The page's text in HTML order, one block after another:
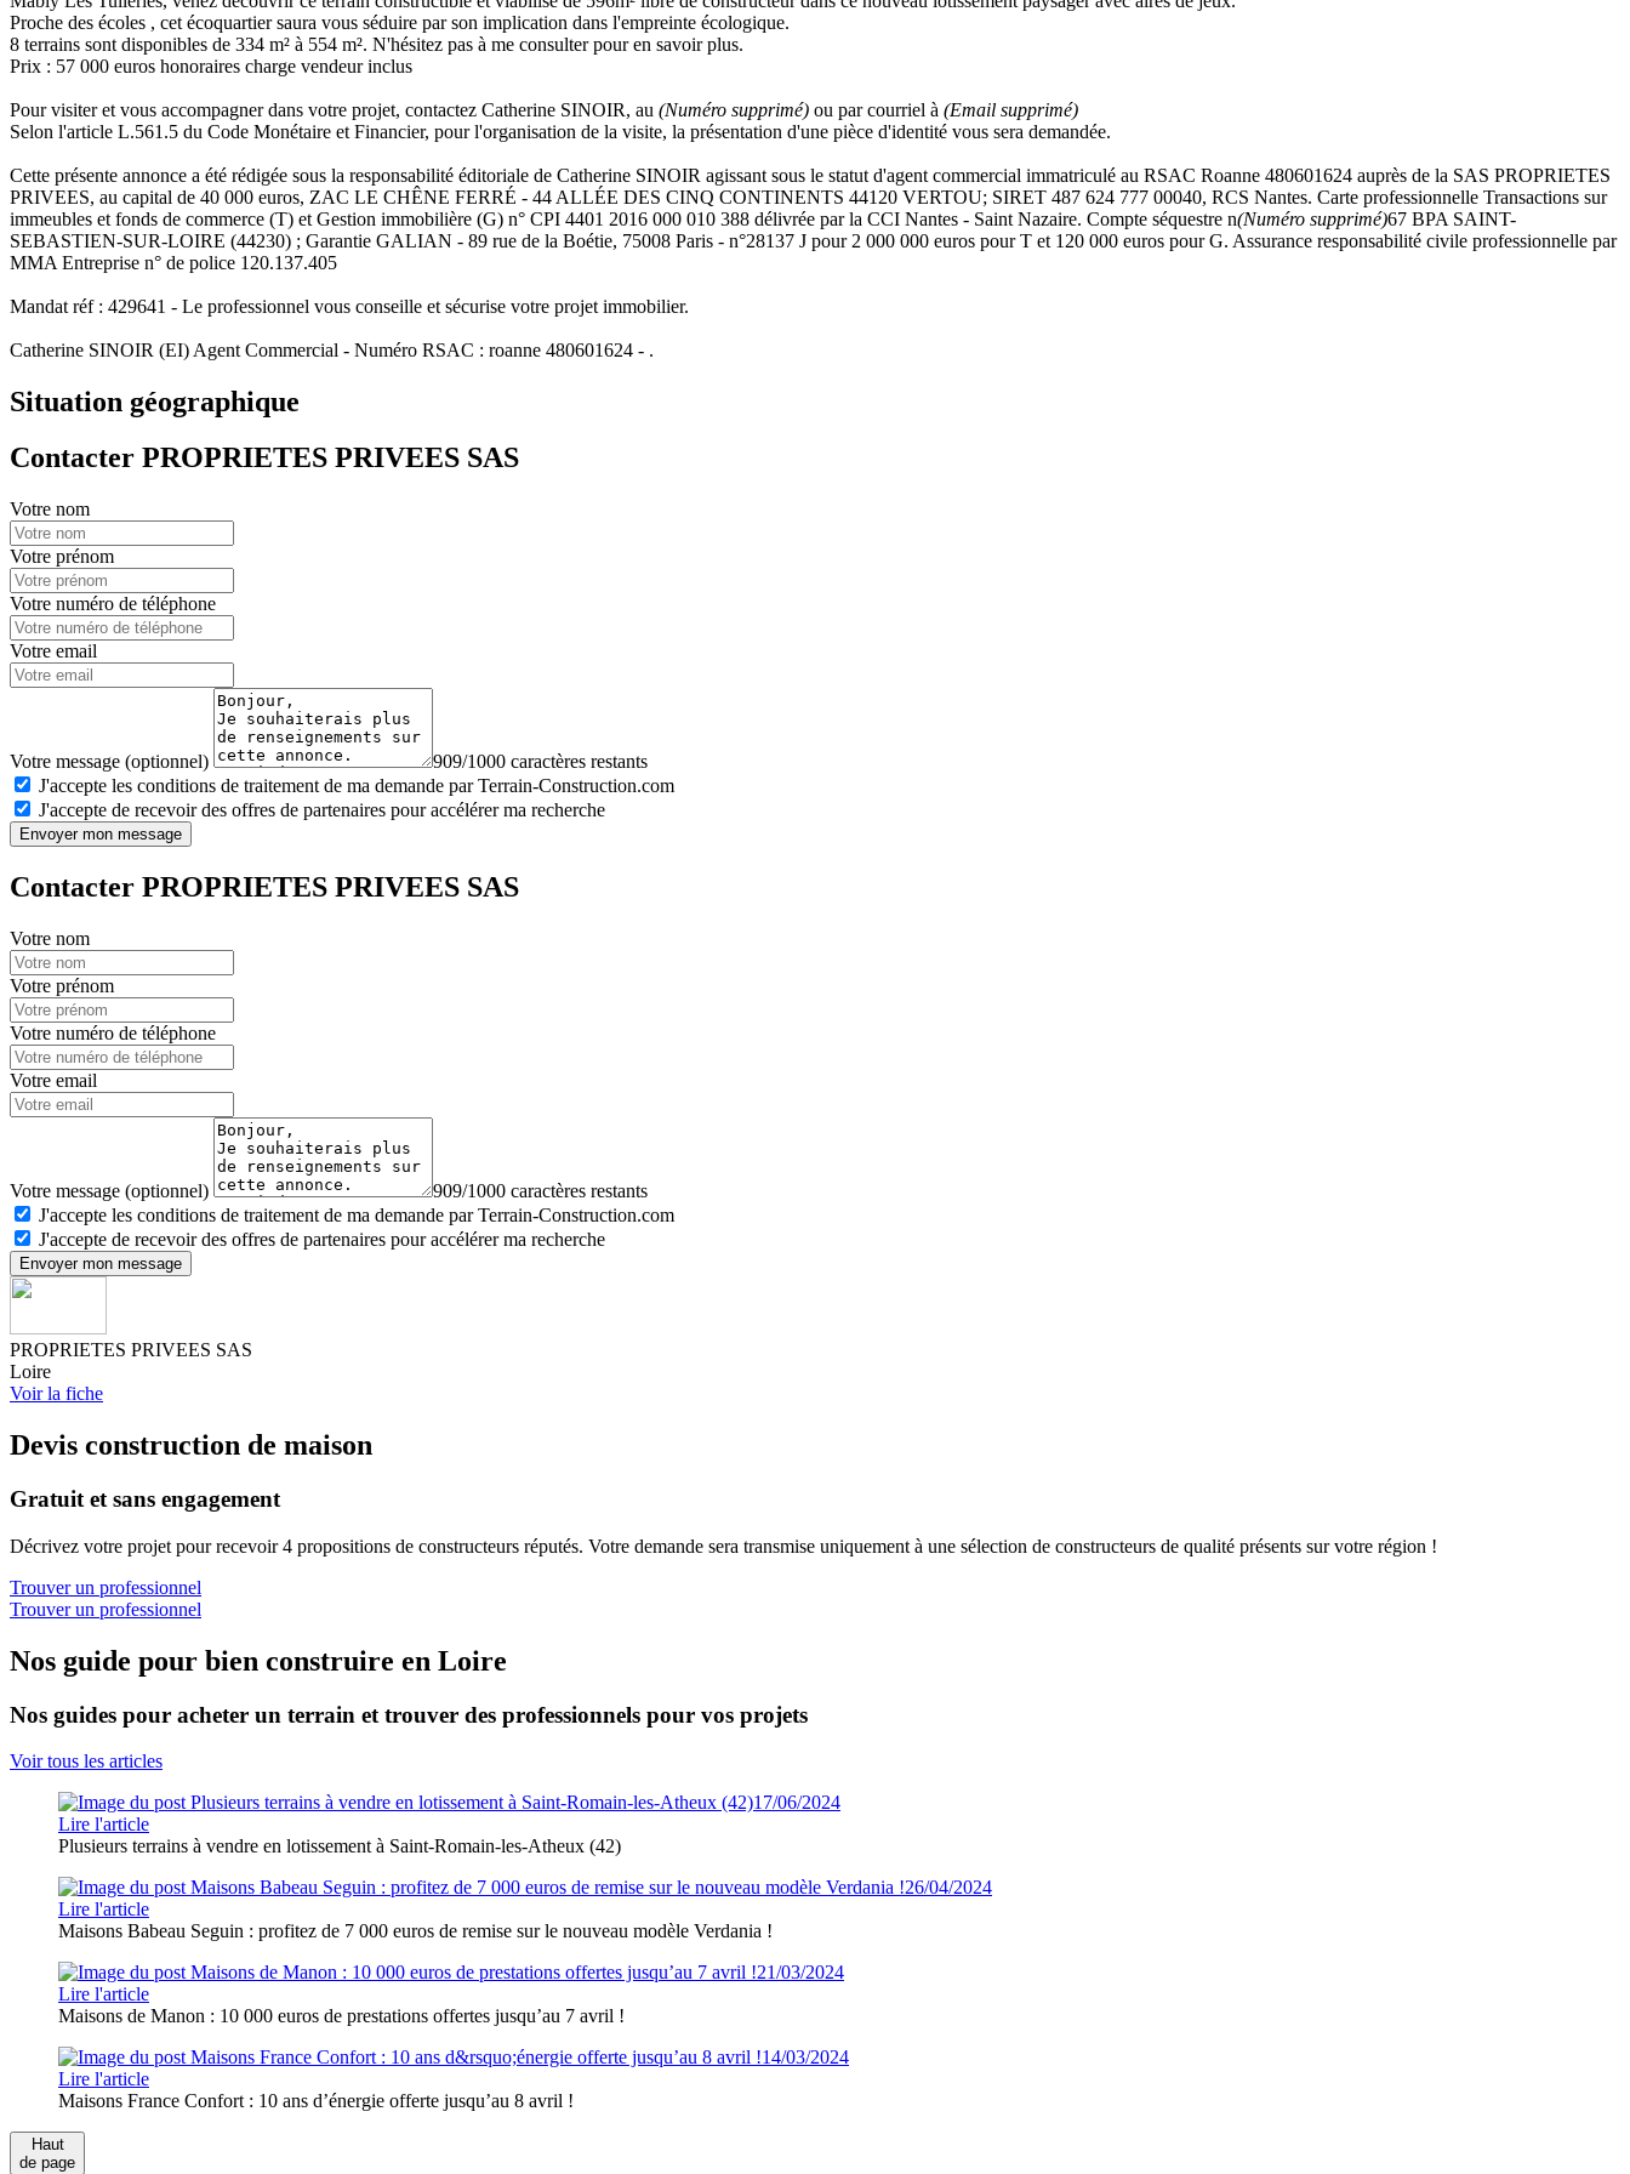
Proche des écoles , cet écoquartier saura vous séduire par son implication dans l'empreinte écologique.
8 terrains sont disponibles de 334 m² à 554 m². N'hésitez pas à me consulter pour en savoir plus.
Prix : 57 000 euros honoraires charge vendeur inclus
Pour visiter et vous accompagner dans votre projet, contactez Catherine SINOIR, au (Numéro supprimé) ou par courriel à (Email supprimé)
Selon l'article L.561.5 du Code Monétaire et Financier, pour l'organisation de la visite, la présentation d'une pièce d'identité vous sera demandée.
Cette présente annonce a été rédigée sous la responsabilité éditoriale de Catherine SINOIR agissant sous le statut d'agent commercial immatriculé au RSAC Roanne 480601624 auprès de la SAS PROPRIETES
PRIVEES, au capital de 40 000 euros, ZAC LE CHÊNE FERRÉ - 44 ALLÉE DES CINQ CONTINENTS 44120 VERTOU; SIRET 487 624 777 00040, RCS Nantes. Carte professionnelle Transactions sur
immeubles et fonds de commerce (T) et Gestion immobilière (G) n° CPI 4401 2016 000 010 388 délivrée par la CCI Nantes - Saint Nazaire. Compte séquestre n(Numéro supprimé)67 BPA SAINT-
SEBASTIEN-SUR-LOIRE (44230) ; Garantie GALIAN - 89 rue de la Boétie, 75008 Paris - n°28137 J pour 2 000 000 euros pour T et 120 000 euros pour G. Assurance responsabilité civile professionnelle par
MMA Entreprise n° de police 120.137.405
Mandat réf : 429641 - Le professionnel vous conseille et sécurise votre projet immobilier.
Catherine SINOIR (EI) Agent Commercial - Numéro RSAC : roanne 480601624 - .
Situation géographique
Contacter PROPRIETES PRIVEES SAS
Votre nom
Votre prénom
Votre numéro de téléphone
Votre email
Votre message (optionnel)
909/1000 caractères restants
J'accepte les conditions de traitement de ma demande par Terrain-Construction.com
J'accepte de recevoir des offres de partenaires pour accélérer ma recherche
Envoyer mon message
Contacter PROPRIETES PRIVEES SAS
Votre nom
Votre prénom
Votre numéro de téléphone
Votre email
Votre message (optionnel)
909/1000 caractères restants
J'accepte les conditions de traitement de ma demande par Terrain-Construction.com
J'accepte de recevoir des offres de partenaires pour accélérer ma recherche
Envoyer mon message
PROPRIETES PRIVEES SAS
Loire
Voir la fiche
Devis construction de maison
Gratuit et sans engagement
Décrivez votre projet pour recevoir 4 propositions de constructeurs réputés. Votre demande sera transmise uniquement à une sélection de constructeurs de qualité présents sur votre région !
Trouver un professionnel
Trouver un professionnel
Nos guide pour bien construire en Loire
Nos guides pour acheter un terrain et trouver des professionnels pour vos projets
Voir tous les articles
17/06/2024
Lire l'article
Plusieurs terrains à vendre en lotissement à Saint-Romain-les-Atheux (42)
26/04/2024
Lire l'article
Maisons Babeau Seguin : profitez de 7 000 euros de remise sur le nouveau modèle Verdania !
21/03/2024
Lire l'article
Maisons de Manon : 10 000 euros de prestations offertes jusqu’au 7 avril !
14/03/2024
Lire l'article
Maisons France Confort : 10 ans d’énergie offerte jusqu’au 8 avril !
Haut
de page